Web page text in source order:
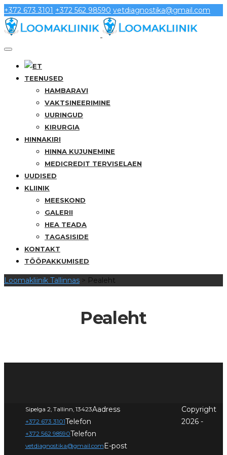
+372 673 3101 +372 562 98590 vetdiagnostika@gmail.com
TEENUSED
HAMBARAVI
VAKTSINEERIMINE
UURINGUD
KIRURGIA
HINNAKIRI
HINNA KUJUNEMINE
MEDICREDIT TERVISELAEN
UUDISED
KLIINIK
MEESKOND
GALERII
HEA TEADA
TAGASISIDE
KONTAKT
TÖÖPAKKUMISED
Loomakliinik Tallinnas > Pealeht
Pealeht
Aadress
Sipelga 2, Tallinn, 13423
Telefon
+372 673 3101
Telefon
+372 562 98590
E-post
vetdiagnostika@gmail.com
Copyright
2026 -